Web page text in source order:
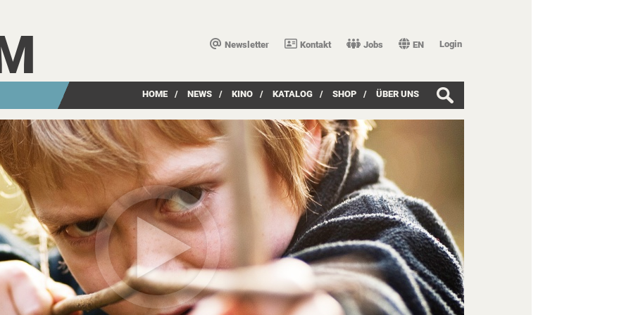
Newsletter Kontakt Jobs EN Login
HOME / NEWS / KINO / KATALOG / SHOP / ÜBER UNS